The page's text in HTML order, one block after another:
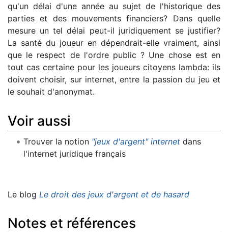
qu'un délai d'une année au sujet de l'historique des
parties et des mouvements financiers? Dans quelle
mesure un tel délai peut-il juridiquement se justifier?
La santé du joueur en dépendrait-elle vraiment, ainsi
que le respect de l'ordre public ? Une chose est en
tout cas certaine pour les joueurs citoyens lambda: ils
doivent choisir, sur internet, entre la passion du jeu et
le souhait d'anonymat.
Voir aussi
Trouver la notion "jeux d'argent" internetdans
l'internet juridique français
Le blog Le droit des jeux d'argent et de hasard
Notes et références